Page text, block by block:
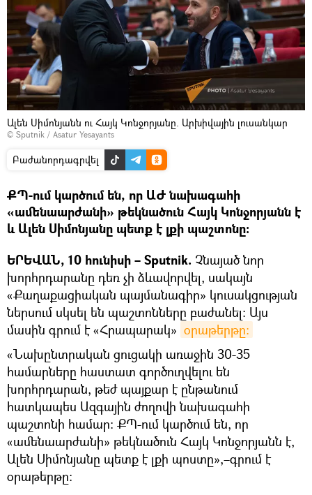
Ալեն Սիմոնյանն ու Հայկ Կոնջորյանը. Արխիվային լուսանկար
© Sputnik / Asatur Yesayants
Բաժանորդագրվել
ՔՊ-ում կարծում են, որ ԱԺ նախագահի
«ամենաարժանի» թեկնածուն Հայկ Կոնջորյանն է
և Ալեն Սիմոնյանը պետք է լքի պաշտոնը։
ԵՐԵՎԱՆ, 10 հունիսի – Sputnik. Չնայած նոր
խորհրդարանը դեռ չի ձևավորվել, սակայն
«Քաղաքացիական պայմանագիր» կուսակցության
ներսում սկսել են պաշտոնները բաժանել: Այս
մասին գրում է «Հրապարակ» օրաթերթը։
«Նախընտրական ցուցակի առաջին 30-35
համարները հաստատ գործուղվելու են
խորհրդարան, թեժ պայքար է ընթանում
հատկապես Ազգային ժողովի նախագահի
պաշտոնի համար։ ՔՊ-ում կարծում են, որ
«ամենաարժանի» թեկնածուն Հայկ Կոնջորյանն է,
Ալեն Սիմոնյանը պետք է լքի պոստը»,–գրում է
օրաթերթը։